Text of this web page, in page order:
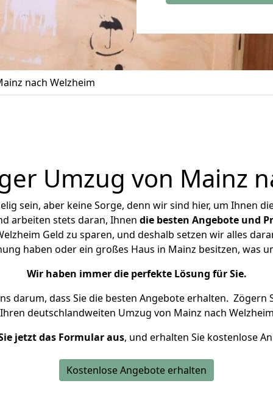
nach Welzheim
Umzug von Mainz
sein, aber keine Sorge, denn wir sind hier, um Ihnen
arbeiten stets daran, Ihnen die besten Angebote und
Geld zu sparen, und deshalb setzen wir alles
haben oder ein großes Haus in Mainz besitzen, was
Wir haben immer die perfekte Lösung für Sie.
darum, dass Sie die besten Angebote erhalten. Zögern
deutschlandweiten Umzug von Mainz nach
jetzt das Formular aus, und erhalten Sie kostenlose
Kostenlose Angebote erhalten